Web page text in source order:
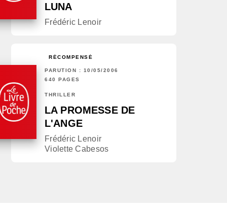
LUNA
Frédéric Lenoir
RÉCOMPENSÉ
PARUTION : 10/05/2006
640 PAGES
THRILLER
LA PROMESSE DE
L'ANGE
Frédéric Lenoir
Violette Cabesos